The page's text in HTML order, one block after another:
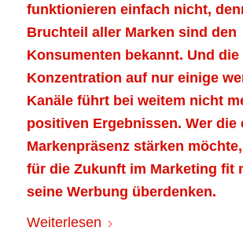
funktionieren einfach nicht,
Bruchteil aller Marken sind den
Konsumenten bekannt. Und die
Konzentration auf nur einige
Kanäle führt bei weitem nicht
positiven Ergebnissen. Wer die
Markenpräsenz stärken
für die Zukunft im Marketing fit
seine Werbung überdenken.
Weiterlesen